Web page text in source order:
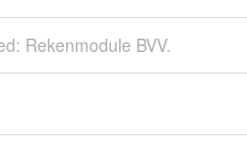
Rekenmodule BVV.